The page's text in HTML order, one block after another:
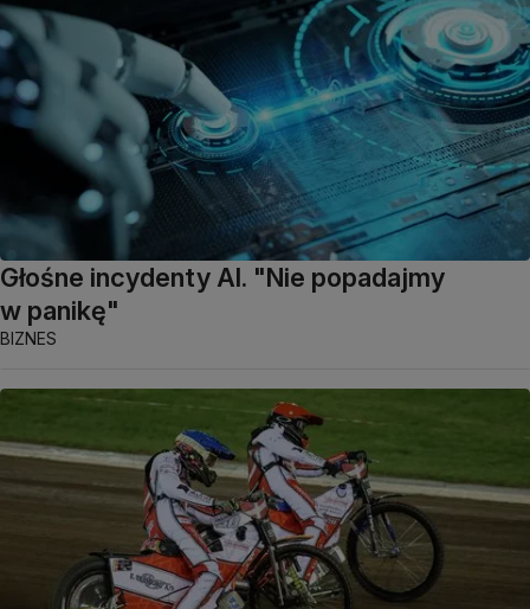
Głośne incydenty AI. "Nie popadajmy
w panikę"
BIZNES